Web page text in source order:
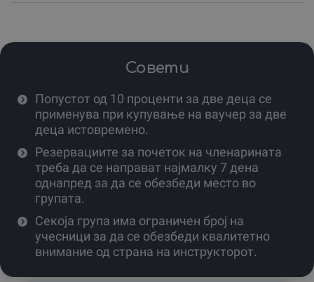
дополнителен попуст од десет проценти, правејќи го
ова доживување уште подостапно.
исклучи од екраните и да се поврзе со реалниот свет
на науката.
Не пропуштај ја шансата да му овозможиш на твоето
Наместо краткотрајни играчки, подари доживување
кое ќе го обликува неговиот начин на размислување и
Совети
Попустот од 10 проценти за две деца се
применува при купување на ваучер за две
деца истовремено.
Резервациите за почеток на членарината
треба да се направат најмалку 7 дена
однапред за да се обезбеди место во
групата.
Секоја група има ограничен број на
учесници за да се обезбеди квалитетно
внимание од страна на инструкторот.